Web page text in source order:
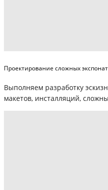
Проектирование сложных
Выполняем разработку
макетов, инсталляций,